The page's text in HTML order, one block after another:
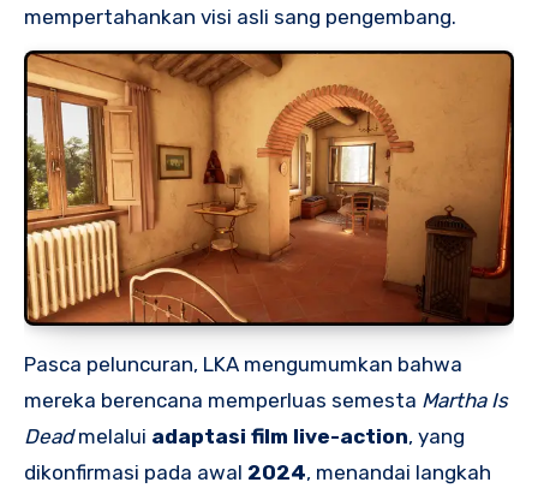
mempertahankan visi asli sang pengembang.
Pasca peluncuran, LKA mengumumkan bahwa
mereka berencana memperluas semesta Martha Is
Deadmelalui adaptasi film live-action, yang
dikonfirmasi pada awal 2024, menandai langkah